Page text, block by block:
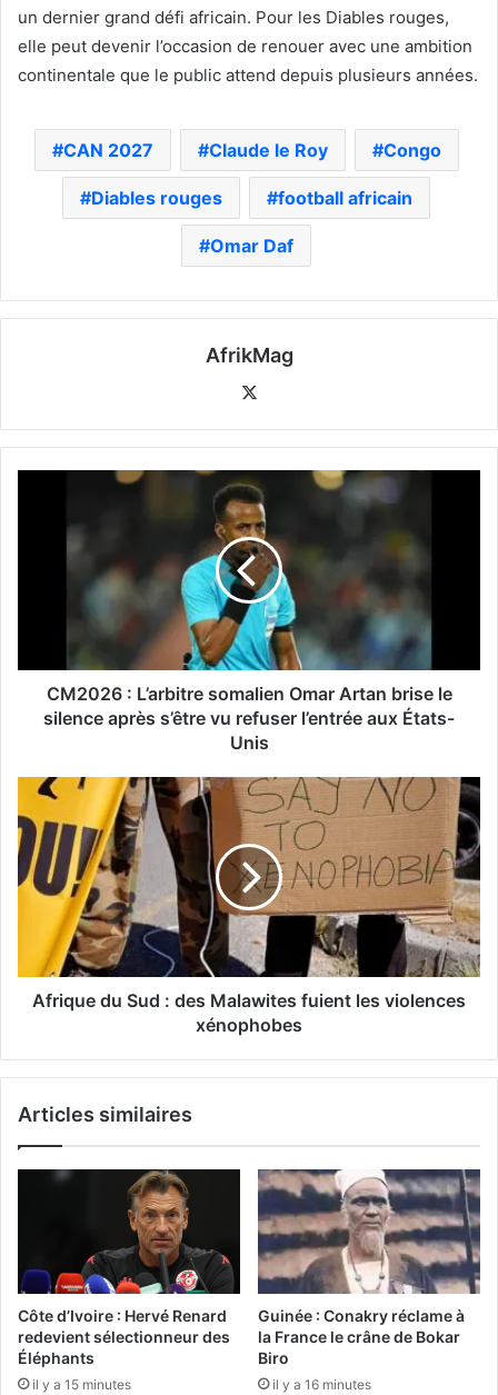
un dernier grand défi africain. Pour les Diables rouges,
elle peut devenir l’occasion de renouer avec une ambition
continentale que le public attend depuis plusieurs années.
CAN 2027 Claude le Roy Congo
Diables rouges football africain
Omar Daf
AfrikMag
CM2026 : L’arbitre somalien Omar Artan brise le
silence après s’être vu refuser l’entrée aux États-
Unis
Afrique du Sud : des Malawites fuient les violences
xénophobes
Articles similaires
Côte d’Ivoire : Hervé Renard
redevient sélectionneur des
Éléphants
il y a 15 minutes
Guinée : Conakry réclame à
la France le crâne de Bokar
Biro
il y a 16 minutes